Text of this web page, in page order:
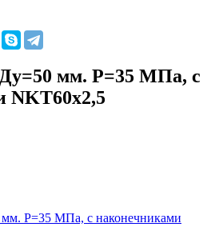
мм. Р=35 МПа, с
NKT60x2,5